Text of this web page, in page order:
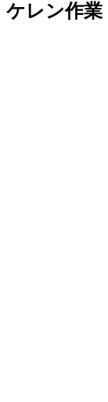
ケレン作業